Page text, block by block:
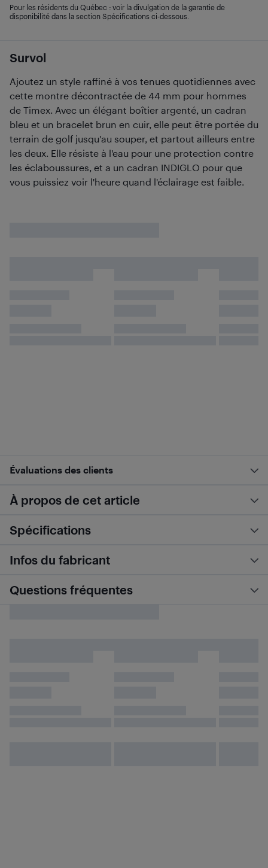
Survol
Ajoutez un style raffiné à vos tenues quotidiennes avec
cette montre décontractée de 44 mm pour hommes
de Timex. Avec un élégant boîtier argenté, un cadran
bleu et un bracelet brun en cuir, elle peut être portée du
terrain de golf jusqu'au souper, et partout ailleurs entre
les deux. Elle résiste à l'eau pour une protection contre
les éclaboussures, et a un cadran INDIGLO pour que
vous puissiez voir l'heure quand l'éclairage est faible.
Pour les résidents du Québec : voir la divulgation de la garantie de
disponibilité dans la section Spécifications ci-dessous.
Évaluations des clients
À propos de cet article
Spécifications
Infos du fabricant
Questions fréquentes